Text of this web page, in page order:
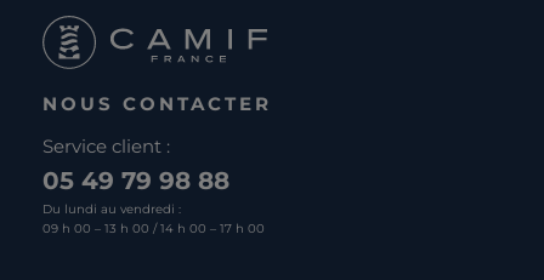
NOUS CONTACTER
Service client :
05 49 79 98 88
Du lundi au vendredi :
09 h 00 – 13 h 00 / 14 h 00 – 17 h 00